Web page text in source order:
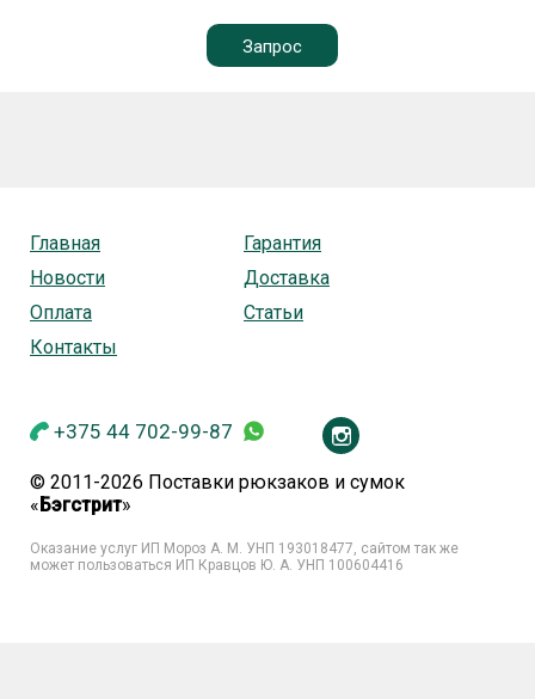
Запрос
+375 44 702-99-87
Главная
Гарантия
Новости
Доставка
Оплата
Статьи
Контакты
© 2011-2026 Поставки рюкзаков и сумок
« Бэгстрит»
Оказание услуг ИП Мороз А. М. УНП 193018477, сайтом так же
может пользоваться ИП Кравцов Ю. А. УНП 100604416